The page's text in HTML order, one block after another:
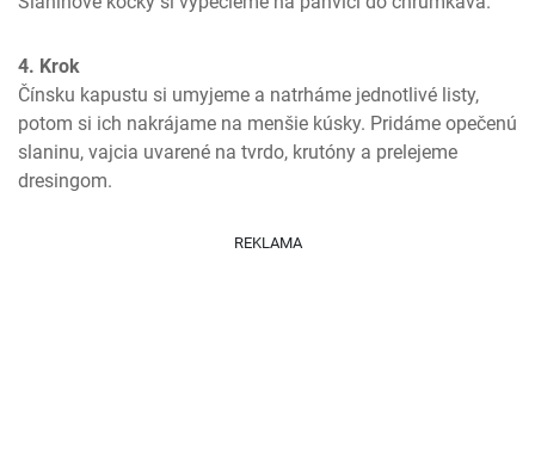
4. Krok
Čínsku kapustu si umyjeme a natrháme jednotlivé listy,
potom si ich nakrájame na menšie kúsky. Pridáme opečenú
slaninu, vajcia uvarené na tvrdo, krutóny a prelejeme
dresingom.
REKLAMA